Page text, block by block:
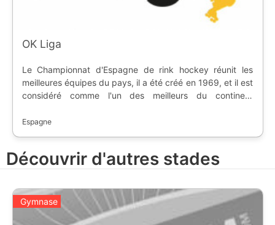
OK Liga
Le Championnat d'Espagne de rink hockey réunit les
meilleures équipes du pays, il a été créé en 1969, et il est
considéré comme l'un des meilleurs du continent
matchs en aller-retour, puis les huit meilleures équipes
Espagne
Découvrir d'autres stades
Gymnase